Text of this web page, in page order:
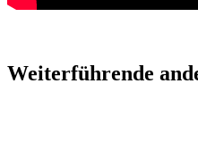
Weiterführende